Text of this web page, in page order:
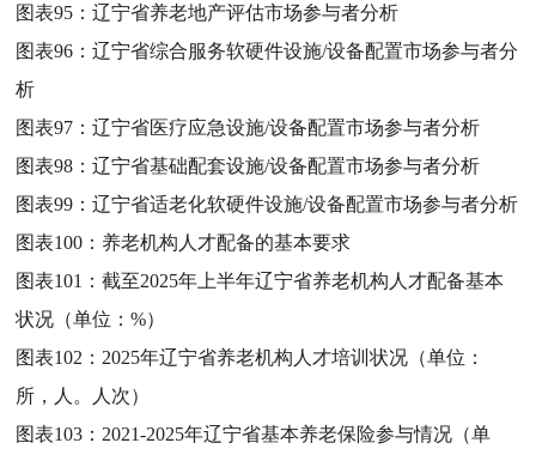
图表95：辽宁省养老地产评估市场参与者分析
图表96：辽宁省综合服务软硬件设施/设备配置市场参与者分
析
图表97：辽宁省医疗应急设施/设备配置市场参与者分析
图表98：辽宁省基础配套设施/设备配置市场参与者分析
图表99：辽宁省适老化软硬件设施/设备配置市场参与者分析
图表100： 养老机构人才配备的基本要求
图表101：截至2025年上半年辽宁省养老机构人才配备基本
状况（单位：%）
图表102： 2025年辽宁省养老机构人才培训状况（单位：
所，人。人次）
图表103： 2021-2025年辽宁省基本养老保险参与情况（单